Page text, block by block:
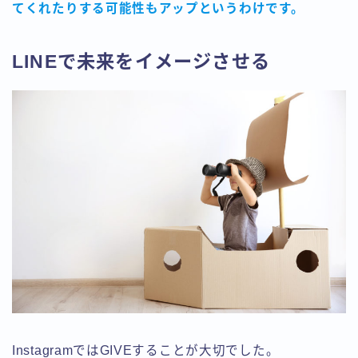
てくれたりする可能性もアップというわけです。
LINEで未来をイメージさせる
InstagramではGIVEすることが大切でした。